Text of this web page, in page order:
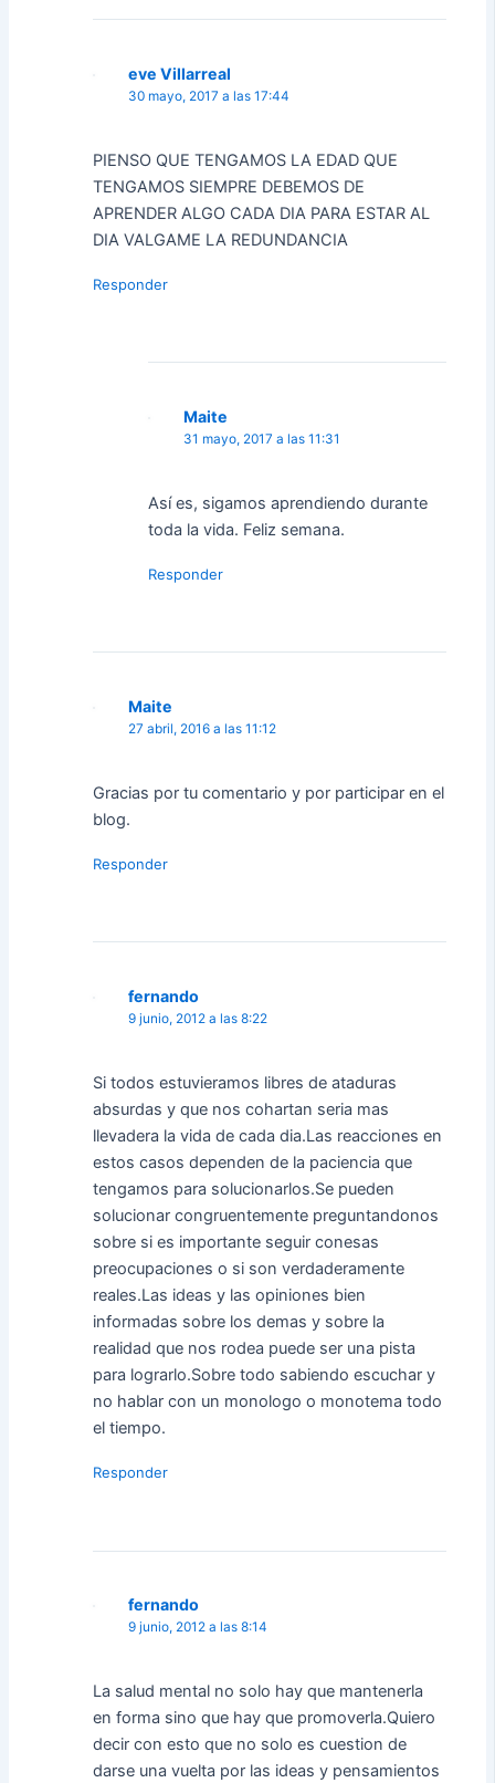
eve Villarreal
30 mayo, 2017 a las 17:44
PIENSO QUE TENGAMOS LA EDAD QUE
TENGAMOS SIEMPRE DEBEMOS DE
APRENDER ALGO CADA DIA PARA ESTAR AL
DIA VALGAME LA REDUNDANCIA
Responder
Maite
31 mayo, 2017 a las 11:31
Así es, sigamos aprendiendo durante
toda la vida. Feliz semana.
Responder
Maite
27 abril, 2016 a las 11:12
Gracias por tu comentario y por participar en el
blog.
Responder
fernando
9 junio, 2012 a las 8:22
Si todos estuvieramos libres de ataduras
absurdas y que nos cohartan seria mas
llevadera la vida de cada dia.Las reacciones en
estos casos dependen de la paciencia que
tengamos para solucionarlos.Se pueden
solucionar congruentemente preguntandonos
sobre si es importante seguir conesas
preocupaciones o si son verdaderamente
reales.Las ideas y las opiniones bien
informadas sobre los demas y sobre la
realidad que nos rodea puede ser una pista
para lograrlo.Sobre todo sabiendo escuchar y
no hablar con un monologo o monotema todo
el tiempo.
Responder
fernando
9 junio, 2012 a las 8:14
La salud mental no solo hay que mantenerla
en forma sino que hay que promoverla.Quiero
decir con esto que no solo es cuestion de
darse una vuelta por las ideas y pensamientos